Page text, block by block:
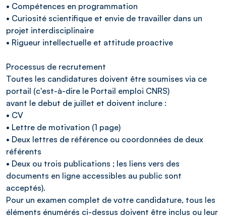
• Compétences en programmation
• Curiosité scientifique et envie de travailler dans un
projet interdisciplinaire
• Rigueur intellectuelle et attitude proactive
Processus de recrutement
Toutes les candidatures doivent être soumises via ce
portail (c'est-à-dire le Portail emploi CNRS)
avant le debut de juillet et doivent inclure :
• CV
• Lettre de motivation (1 page)
• Deux lettres de référence ou coordonnées de deux
référents
• Deux ou trois publications ; les liens vers des
documents en ligne accessibles au public sont
acceptés).
Pour un examen complet de votre candidature, tous les
éléments énumérés ci-dessus doivent être inclus ou leur